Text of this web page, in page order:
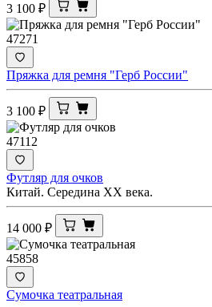
3 100 ₽
47271
Пряжка для ремня "Герб России"
3 100 ₽
47112
Футляр для очков
Китай. Середина ХХ века.
14 000 ₽
45858
Сумочка театральная